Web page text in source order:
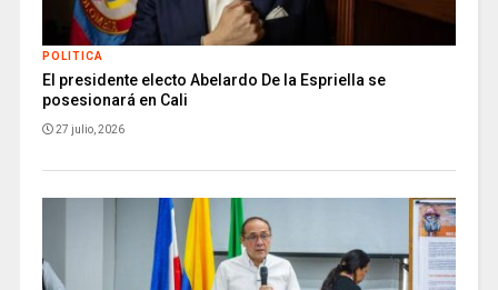
POLITICA
El presidente electo Abelardo De la Espriella se
posesionará en Cali
27 julio, 2026